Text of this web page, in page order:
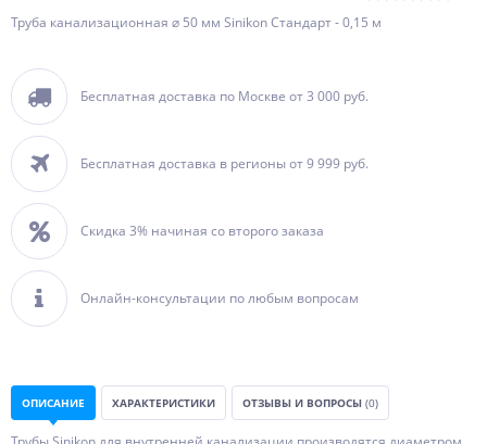
Труба канализационная ⌀ 50 мм Sinikon Стандарт - 0,15 м
Бесплатная доставка по Москве от 3 000 руб.
Бесплатная доставка в регионы от 9 999 руб.
Скидка 3% начиная со второго заказа
Онлайн-консультации по любым вопросам
ОПИСАНИЕ ХАРАКТЕРИСТИКИ ОТЗЫВЫ И ВОПРОСЫ (0)